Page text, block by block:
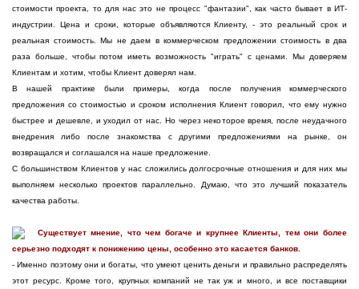
стоимости проекта, то для нас это не процесс "фантазии", как часто бывает в ИТ-
индустрии. Цена и сроки, которые объявляются Клиенту, - это реальный срок и
реальная стоимость. Мы не даем в коммерческом предложении стоимость в два
раза больше, чтобы потом иметь возможность "играть" с ценами. Мы доверяем
Клиентам и хотим, чтобы Клиент доверял нам.
В нашей практике были примеры, когда после получения коммерческого
предложения со стоимостью и сроком исполнения Клиент говорил, что ему нужно
быстрее и дешевле, и уходил от нас. Но через некоторое время, после неудачного
внедрения либо после знакомства с другими предложениями на рынке, он
возвращался и соглашался на наше предложение.
С большинством Клиентов у нас сложились долгосрочные отношения и для них мы
выполняем несколько проектов параллельно. Думаю, что это лучший показатель
качества работы.
Существует мнение, что чем богаче и крупнее Клиенты, тем они более
серьезно подходят к понижению цены, особенно это касается банков.
- Именно поэтому они и богаты, что умеют ценить деньги и правильно распределять
этот ресурс. Кроме того, крупных компаний не так уж и много, и все поставщики